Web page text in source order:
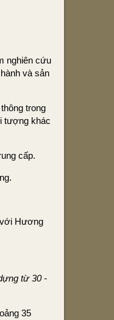
nghiên cứu
và sản
trong
tượng khác
cấp.
với Hương
từ 30 -
35